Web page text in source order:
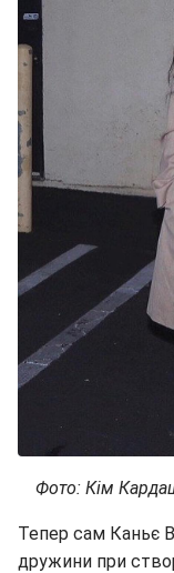
Фото: Кім
Тепер сам Каньє
дружини при